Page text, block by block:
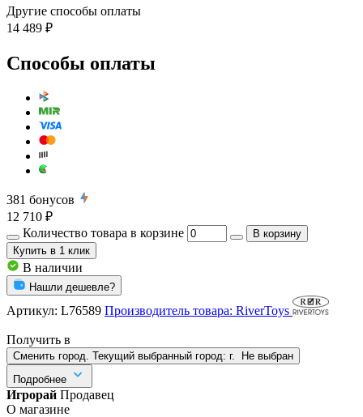
Другие способы оплаты
14 489 ₽
Способы оплаты
381 бонусов
12 710 ₽
Количество товара в корзине
В корзину
Купить в 1 клик
В наличии
Нашли дешевле?
Артикул: L76589 Производитель товара: RiverToys
Получить в
Сменить город. Текущий выбранный город: г.
Не выбран
Подробнее
Игрорай Продавец
О магазине